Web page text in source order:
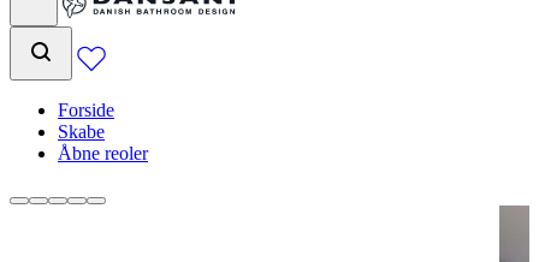
Forside
Skabe
Åbne reoler